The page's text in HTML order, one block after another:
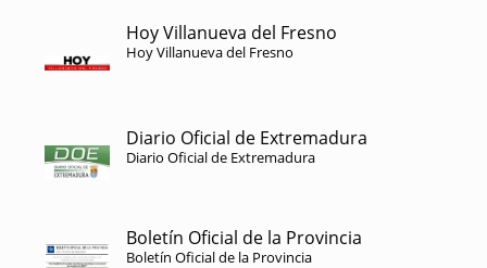
Hoy Villanueva del Fresno
Hoy Villanueva del Fresno
Diario Oficial de Extremadura
Diario Oficial de Extremadura
Boletín Oficial de la Provincia
Boletín Oficial de la Provincia